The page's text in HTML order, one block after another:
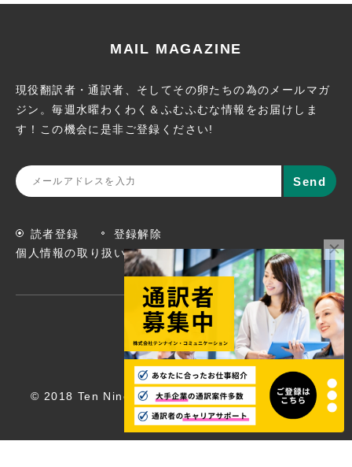
MAIL MAGAZINE
現役翻訳者・通訳者、そしてその卵たちの為のメールマガ
ジン。毎週水曜わくわく＆ふむふむな情報をお届けしま
す！この機会に 是非ご登録ください!
読者登録
登録解除
個人情報の取り扱いについて
© 2018 Ten Nine Communications, Inc. All rights
reserved.